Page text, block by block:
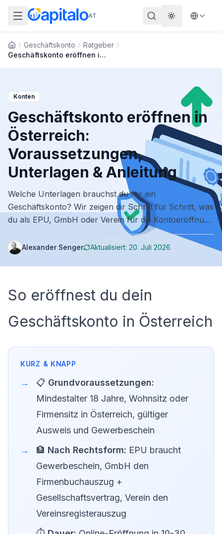
AT Theme
Startseite
Geschäftskonto
Ratgeber
Geschäftskonto eröffnen in Österreich: Voraussetzungen, Unterlagen & Anleitung
Konten
Geschäftskonto eröffnen in
Österreich:
Voraussetzungen,
Unterlagen & Anleitung
Welche Unterlagen brauchst du für ein
Geschäftskonto? Wir zeigen dir Schritt für Schritt, was
du als EPU, GmbH oder Verein für die Kontoeröffnung
benötigst.
Alexander Senger Aktualisiert: 20. Juli 2026
So eröffnest du dein
Geschäftskonto in Österreich
📋 Grundvoraussetzungen:
Mindestalter 18 Jahre, Wohnsitz oder
Firmensitz in Österreich, gültiger
Ausweis und Gewerbeschein
🏦 Nach Rechtsform: EPU braucht
Gewerbeschein, GmbH den
Firmenbuchauszug +
Gesellschaftsvertrag, Verein den
Vereinsregisterauszug